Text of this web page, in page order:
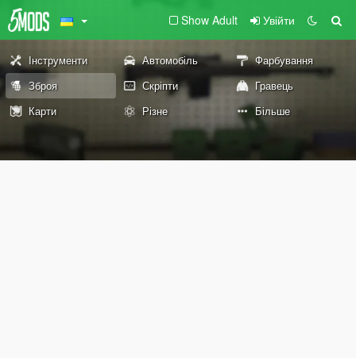
Show Adult Увійти
Інструменти Автомобіль
Фарбування
Зброя
Скріпти
Гравець
Карти
Різне Більше